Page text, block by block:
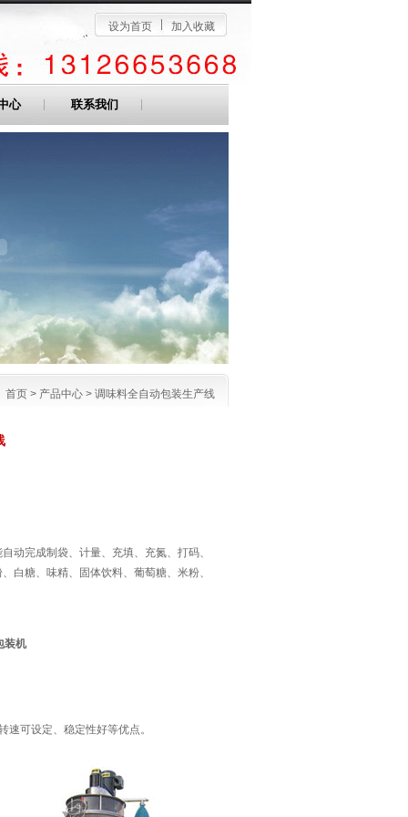
设为首页 加入收藏
心 联系我们
首页 > 产品中心 > 调味料全自动包装生产线
动完成制袋、计量、充填、充氮、打码、
白糖、味精、固体饮料、葡萄糖、米粉、
装机
可设定、稳定性好等优点。